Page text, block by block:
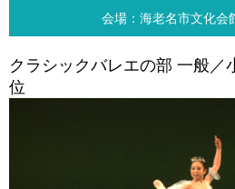
会場：海老名市文化
クラシックバレエの部 一般／
位